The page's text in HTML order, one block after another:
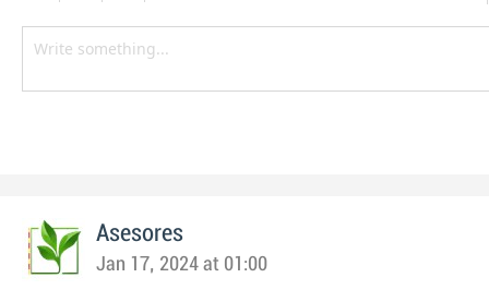
Asesores
Jan 17, 2024 at 01:00